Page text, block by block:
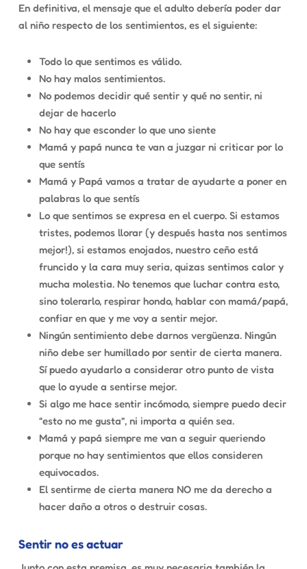
En definitiva, el mensaje que el adulto debería poder dar
al niño respecto de los sentimientos, es el siguiente:
Todo lo que sentimos es válido.
No hay malos sentimientos.
No podemos decidir qué sentir y qué no sentir, ni
dejar de hacerlo
No hay que esconder lo que uno siente
Mamá y papá nunca te van a juzgar ni criticar por lo
que sentís
Mamá y Papá vamos a tratar de ayudarte a poner en
palabras lo que sentís
Lo que sentimos se expresa en el cuerpo. Si estamos
tristes, podemos llorar (y después hasta nos sentimos
mejor!), si estamos enojados, nuestro ceño está
fruncido y la cara muy seria, quizas sentimos calor y
mucha molestia. No tenemos que luchar contra esto,
sino tolerarlo, respirar hondo, hablar con mamá/papá,
confiar en que y me voy a sentir mejor.
Ningún sentimiento debe darnos vergüenza. Ningún
niño debe ser humillado por sentir de cierta manera.
Sí puedo ayudarlo a considerar otro punto de vista
que lo ayude a sentirse mejor.
Si algo me hace sentir incómodo, siempre puedo decir
“esto no me gusta”, ni importa a quién sea.
Mamá y papá siempre me van a seguir queriendo
porque no hay sentimientos que ellos consideren
equivocados.
El sentirme de cierta manera NO me da derecho a
hacer daño a otros o destruir cosas.
Sentir no es actuar